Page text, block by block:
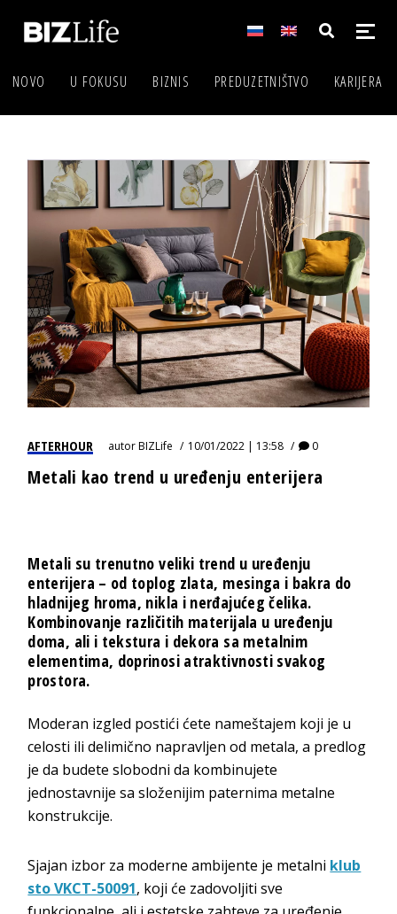
NOVO U FOKUSU BIZNIS PREDUZETNIŠTVO KARIJERA
AFTERHOUR autorBIZLife 10/01/2022 | 13:58 0
Metali kao trend u uređenju enterijera
Metali su trenutno veliki trend u uređenju
enterijera – od toplog zlata, mesinga i bakra do
hladnijeg hroma, nikla i nerđajućeg čelika.
Kombinovanje različitih materijala u uređenju
doma, ali i tekstura i dekora sa metalnim
elementima, doprinosi atraktivnosti svakog
prostora.
Moderan izgled postići ćete nameštajem koji je u
celosti ili delimično napravljen od metala, a predlog
je da budete slobodni da kombinujete
jednostavnije sa složenijim paternima metalne
konstrukcije.
Sjajan izbor za moderne ambijente je metalni klub
sto VKCT-50091, koji će zadovoljiti sve